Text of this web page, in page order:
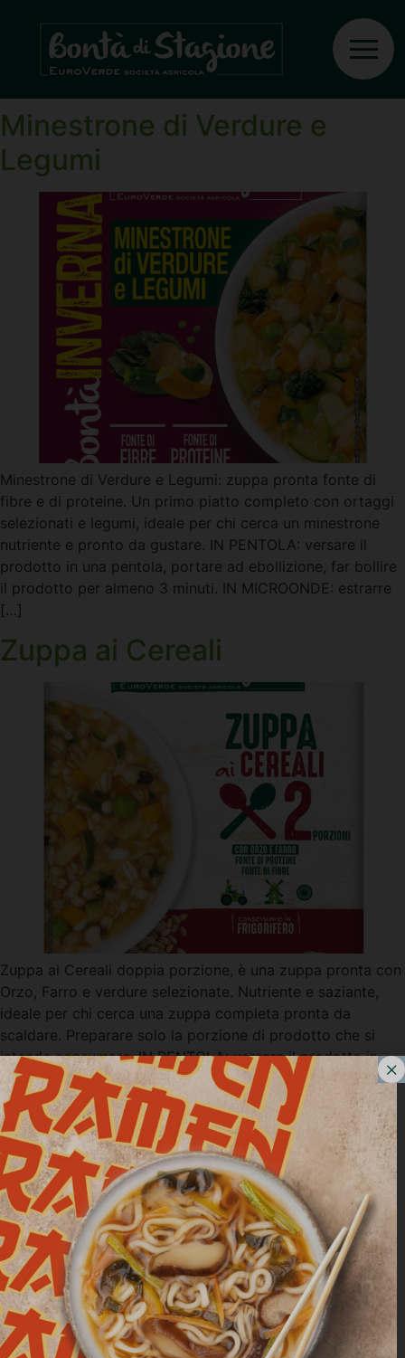
Ingrediente: Cavolo
verza
Minestrone di Verdure e
Legumi
Minestrone di Verdure e Legumi: zuppa pronta fonte di
fibre e di proteine. Un primo piatto completo con ortaggi
selezionati e legumi, ideale per chi cerca un minestrone
nutriente e pronto da gustare. IN PENTOLA: versare il
prodotto in una pentola, portare ad ebollizione, far bollire
il prodotto per almeno 3 minuti. IN MICROONDE: estrarre
[…]
Zuppa ai Cereali
Zuppa ai Cereali doppia porzione, è una zuppa pronta con
Orzo, Farro e verdure selezionate. Nutriente e saziante,
ideale per chi cerca una zuppa completa pronta da
scaldare. Preparare solo la porzione di prodotto che si
intende consumare. IN PENTOLA: versare il prodotto in
una pentola, portare ad ebollizione, far bollire il prodotto
per almeno […]
Zuppa farro e verdure